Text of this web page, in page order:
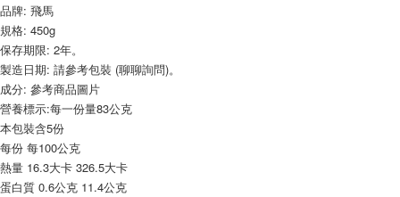
全盈+PAY
AFTEE先享後付
相關說明
【關於「AFTEE先享後付」】
AFTEE先享後付是「在收到商品之後才付款」的支付方式。 讓您購物簡單
便利好安心！
１．簡單：不需註冊會員、不需綁卡、不需儲值。
２．便利：只要手機號碼，簡訊認證，即可結帳。
３．安心：先確認商品／服務後，再付款。
ATM付款
運送方式
全家取貨付款-重量限制含紙箱10kg，請控制商品重量在9~9.5
品牌: 飛馬
規格: 450g
保存期限: 2年。
製造日期: 請參考包裝 (聊聊詢問)。
成分: 參考商品圖片
營養標示:每一份量83公克
本包裝含5份
每份 每100公克
熱量 16.3大卡 326.5大卡
蛋白質 0.6公克 11.4公克